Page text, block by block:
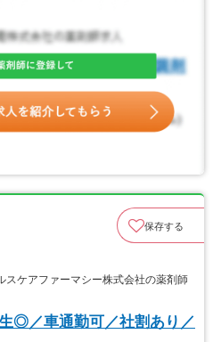
保存する
ケアファーマシー株式会社の薬剤師
◎／車通勤可／社割あり／